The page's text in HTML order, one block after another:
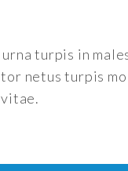
turpis in
netus turpis